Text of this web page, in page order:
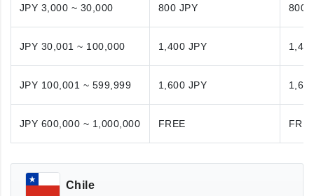
JPY 3,000 ~ 30,000 800 JPY 800
JPY 30,001 ~ 100,000 1,400 JPY
JPY 100,001 ~ 599,999 1,600 JPY
JPY 600,000 ~ 1,000,000 FREE
Chile